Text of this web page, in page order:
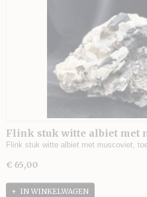
Flink stuk witte albiet met
toermalijn en een klein
647 gram - 14 x 9 x 7 cm.
Flink stuk witte albiet met muscoviet,
€ 65,00
IN WINKELWAGEN